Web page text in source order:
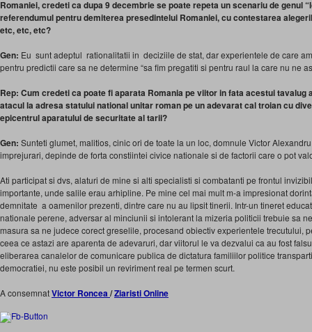
Romaniei, credeti ca dupa 9 decembrie se poate repeta un scenariu de genul
referendumul pentru demiterea presedintelui Romaniei, cu contestarea
etc, etc, etc?
Gen: Eu sunt adeptul rationalitatii in deciziile de stat, dar experientele de care
pentru predictii care sa ne determine “sa fim pregatiti si pentru raul la care nu ne
Rep: Cum credeti ca poate fi aparata Romania pe viitor in fata acestui tavalug
atacul la adresa statului national unitar roman pe un adevarat cal troian cu
epicentrul aparatului de securitate al tarii?
Gen: Sunteti glumet, malitios, cinic ori de toate la un loc, domnule Victor
imprejurari, depinde de forta constiintei civice nationale si de factorii care o pot
Ati participat si dvs, alaturi de mine si alti specialisti si combatanti pe frontul
importante, unde salile erau arhipline. Pe mine cel mai mult m-a impresionat
demnitate a oamenilor prezenti, dintre care nu au lipsit tinerii. Intr-un tineret
nationale perene, adversar al minciunii si intolerant la mizeria politicii trebuie sa
masura sa ne judece corect greselile, procesand obiectiv experientele trecutului,
ceea ce astazi are aparenta de adevaruri, dar viitorul le va dezvalui ca au fost
eliberarea canalelor de comunicare publica de dictatura familiilor politice
democratiei, nu este posibil un reviriment real pe termen scurt.
A consemnatVictor Roncea/Ziaristi Online